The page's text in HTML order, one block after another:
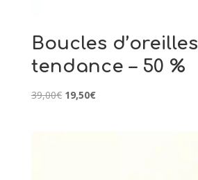
Boucles d’oreilles
tendance – 50 %
39,00€ Le
19,50€Le